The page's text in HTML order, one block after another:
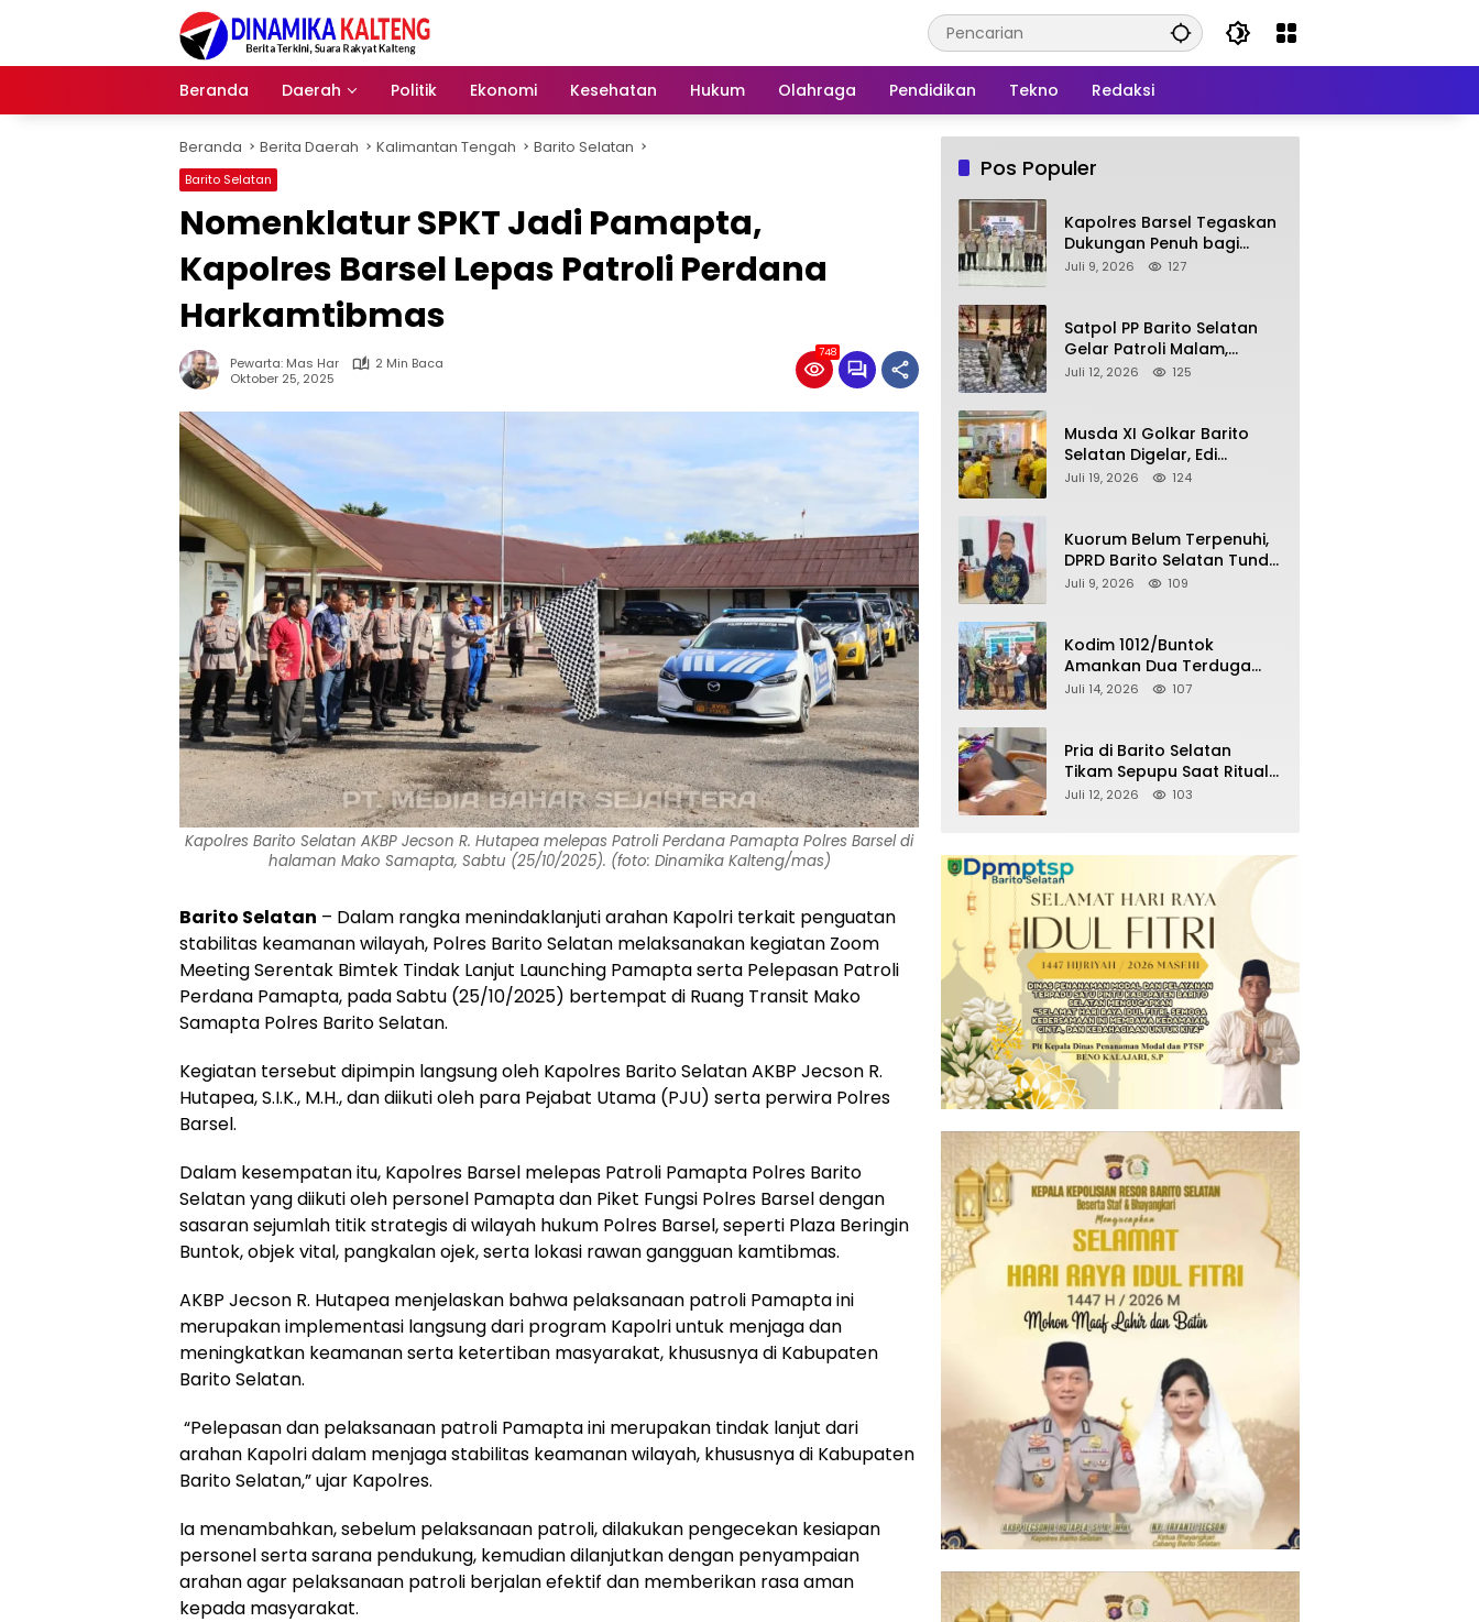
Beranda
Daerah Politik Ekonomi Kesehatan Hukum Olahraga Pendidikan Tekno Redaksi
Beranda Berita Daerah Kalimantan Tengah Barito Selatan
Barito Selatan
Nomenklatur SPKT Jadi Pamapta,
Kapolres Barsel Lepas Patroli Perdana
Harkamtibmas
Pewarta: Mas Har
2 Min Baca
Oktober 25, 2025
748
Kapolres Barito Selatan AKBP Jecson R. Hutapea melepas Patroli Perdana Pamapta Polres Barsel di
halaman Mako Samapta, Sabtu (25/10/2025). (foto: Dinamika Kalteng/mas)
Barito Selatan – Dalam rangka menindaklanjuti arahan Kapolri terkait penguatan
stabilitas keamanan wilayah, Polres Barito Selatan melaksanakan kegiatan Zoom
Meeting Serentak Bimtek Tindak Lanjut Launching Pamapta serta Pelepasan Patroli
Perdana Pamapta, pada Sabtu (25/10/2025) bertempat di Ruang Transit Mako
Samapta Polres Barito Selatan.
‎Kegiatan tersebut dipimpin langsung oleh Kapolres Barito Selatan AKBP Jecson R.
Hutapea, S.I.K., M.H., dan diikuti oleh para Pejabat Utama (PJU) serta perwira Polres
Barsel.
‎Dalam kesempatan itu, Kapolres Barsel melepas Patroli Pamapta Polres Barito
Selatan yang diikuti oleh personel Pamapta dan Piket Fungsi Polres Barsel dengan
sasaran sejumlah titik strategis di wilayah hukum Polres Barsel, seperti Plaza Beringin
Buntok, objek vital, pangkalan ojek, serta lokasi rawan gangguan kamtibmas.
‎AKBP Jecson R. Hutapea menjelaskan bahwa pelaksanaan patroli Pamapta ini
merupakan implementasi langsung dari program Kapolri untuk menjaga dan
meningkatkan keamanan serta ketertiban masyarakat, khususnya di Kabupaten
Barito Selatan.
‎ “Pelepasan dan pelaksanaan patroli Pamapta ini merupakan tindak lanjut dari
arahan Kapolri dalam menjaga stabilitas keamanan wilayah, khususnya di Kabupaten
Barito Selatan,” ujar Kapolres.
‎Ia menambahkan, sebelum pelaksanaan patroli, dilakukan pengecekan kesiapan
personel serta sarana pendukung, kemudian dilanjutkan dengan penyampaian
arahan agar pelaksanaan patroli berjalan efektif dan memberikan rasa aman
kepada masyarakat.
Pos Populer
Kapolres Barsel Tegaskan
Dukungan Penuh bagi
Pengembangan KBPPP
Juli 9, 2026 127
Satpol PP Barito Selatan
Gelar Patroli Malam,
Tindak Lanjuti Keluhan
Juli 12, 2026 125
Musda XI Golkar Barito
Selatan Digelar, Edi
Pratowo Targetkan
Juli 19, 2026 124
Kuorum Belum Terpenuhi,
DPRD Barito Selatan Tunda
Paripurna Persetujuan
APBD 2025
Juli 9, 2026 109
Kodim 1012/Buntok
Amankan Dua Terduga
Pencuri Aset Perusahaan
Disita
Juli 14, 2026 107
Pria di Barito Selatan
Tikam Sepupu Saat Ritual
Adat Wara, Polisi Amankan
Juli 12, 2026 103